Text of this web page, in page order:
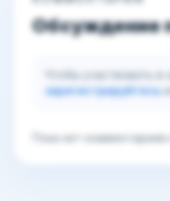
Обсуждение
Чтобы участвовать в
зарегистрируйтесь
Пока нет комментариев